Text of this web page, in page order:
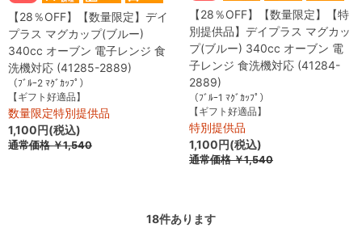
【28％OFF】【数量限定】デイ
プラス マグカップ(ブルー)
340cc オーブン 電子レンジ 食
洗機対応 (41285-2889)
（ﾌﾞﾙｰ2 ﾏｸﾞｶｯﾌﾟ）
【ギフト好適品】
数量限定特別提供品
1,100円(税込)
通常価格￥1,540
【28％OFF】【数量限定】【特
別提供品】デイプラス マグカッ
プ(ブルー) 340cc オーブン 電
子レンジ 食洗機対応 (41284-
2889)
（ﾌﾞﾙｰ1 ﾏｸﾞｶｯﾌﾟ）
【ギフト好適品】
特別提供品
1,100円(税込)
通常価格￥1,540
18件あります